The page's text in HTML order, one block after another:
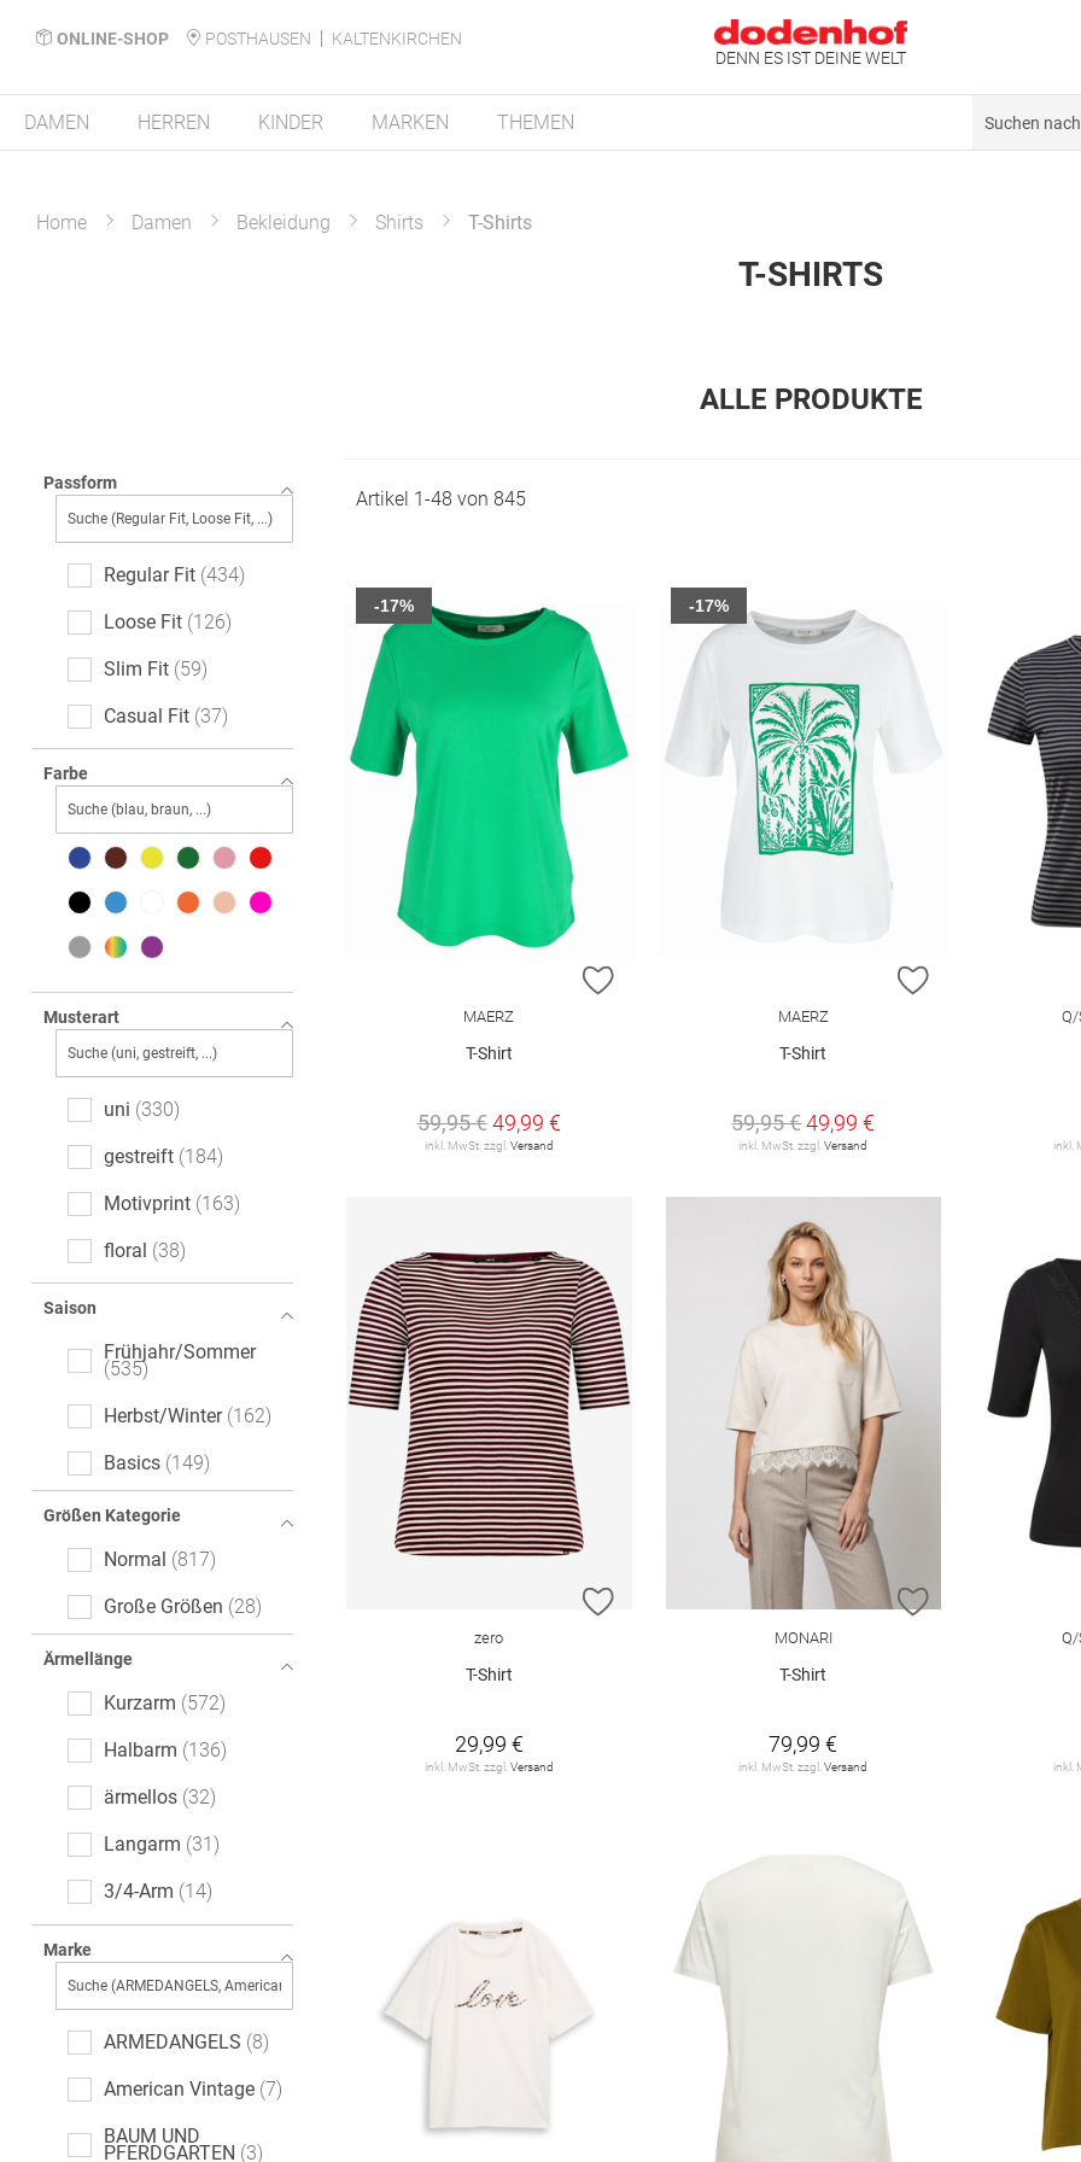
ONLINE-SHOP POSTHAUSEN
KALTENKIRCHEN
DENN ES IST DEINE WELT
DAMEN HERREN KINDER MARKEN THEMEN
Home Damen Bekleidung Shirts T-Shirts
T-SHIRTS
ALLE PRODUKTE
Passform
Regular Fit 434
Loose Fit 126
Slim Fit 59
Casual Fit 37
Boxy Fit 21
Classic Fit 21
Feminine Fit 17
Oversized
Body Fit 10
Straight Fit 9
Wide Fit 2
Farbe
Musterart
uni 330
gestreift 184
Motivprint 163
floral 38
Mottoprint 23
gepunktet 11
Animalprint
All-Over-Print (AOP)
6
leopard 5
Paisley-Muster
Denim
Ethno
Farbverlauf 1
Fischgrätmuster 1
Saison
Frühjahr/Sommer
535
Herbst/Winter 162
Basics 149
Größen Kategorie
Normal 817
Große Größen 28
Ärmellänge
Kurzarm 572
Halbarm 136
ärmellos 32
Langarm 31
3/4-Arm 14
Marke
ARMEDANGELS 8
American Vintage 7
BAUM UND
PFERDGARTEN 3
Artikel 1-48 von 845
ZUR WUNSCHLISTE HINZUFÜGEN
MAERZ
T-Shirt
59,95 € 49,99 €
inkl. MwSt. zzgl. Versand
-17%
ZUR
MAERZ
T-Shirt
59,95 €49,99 €
inkl. MwSt. zzgl.Versand
-17%
Q/
inkl.
ZUR WUNSCHLISTE HINZUFÜGEN
zero
T-Shirt
29,99 €
inkl. MwSt. zzgl. Versand
ZUR
MONARI
T-Shirt
79,99 €
inkl. MwSt. zzgl.Versand
Q/
inkl.